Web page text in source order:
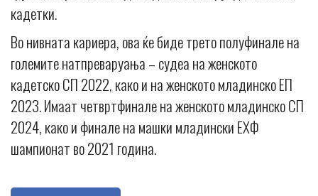
кадетки.
Во нивната кариера, ова ќе биде трето полуфинале на
големите натпреваруања – судеа на женското
кадетско СП 2022, како и на женското младинско ЕП
2023. Имаат четвртфинале на женското младинско СП
2024, како и финале на машки младински ЕХФ
шампионат во 2021 година.